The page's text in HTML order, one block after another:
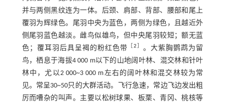
并与两侧黑纹连为一体。后颈、肩部、背部、腰部和尾上
覆羽为辉绿色。尾羽中央为蓝色，两侧为绿色，且越近外
侧尾羽蓝色越淡。雌鸟似雄鸟，但中央尾羽较短；额无蓝
色；覆耳羽后具呈褐的粉红色带
［2
。大紫胸鹦鹉为留
鸟，栖息于海拔4 000 m以下的山地阔叶林、混交林和针叶
林中，尤以2 000~3 000 m左右的阔叶林和混交林较为常
见。常呈30~50只的大群活动。飞行急速，常边飞边发出粗
厉而嘈杂的叫声。主要以松树球果、板栗、青冈、桃核等